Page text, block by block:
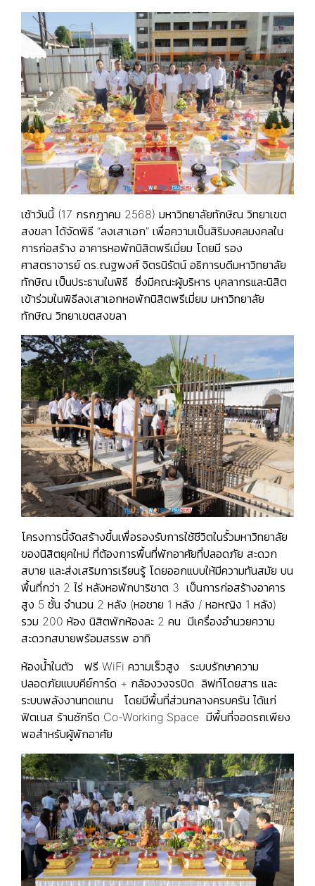
เช้าวันนี้ (17 กรกฎาคม 2568) มหาวิทยาลัยทักษิณ วิทยาเขต
สงขลา ได้จัดพิธี “ลงเสาเอก” เพื่อความเป็นสิริมงคลมงคลใน
การก่อสร้าง อาคารหอพักนิสิตพรีเมี่ยม โดยมี รอง
ศาสตราจารย์ ดร.ณฐพงศ์ จิตรนิรัตน์ อธิการบดีมหาวิทยาลัย
ทักษิณ เป็นประธานในพิธี ซึ่งมีคณะผู้บริหาร บุคลากรและนิสิต
เข้าร่วมในพิธีลงเสาเอกหอพักนิสิตพรีเมี่ยม มหาวิทยาลัย
ทักษิณ วิทยาเขตสงขลา
โครงการนี้จัดสร้างขึ้นเพื่อรองรับการใช้ชีวิตในรั้วมหาวิทยาลัย
ของนิสิตยุคใหม่ ที่ต้องการพื้นที่พักอาศัยที่ปลอดภัย สะดวก
สบาย และส่งเสริมการเรียนรู้ โดยออกแบบให้มีความทันสมัย บน
พื้นที่กว่า 2 ไร่ หลังหอพักปาริชาต 3 เป็นการก่อสร้างอาคาร
สูง 5 ชั้น จำนวน 2 หลัง (หอชาย 1 หลัง / หอหญิง 1 หลัง)
รวม 200 ห้อง นิสิตพักห้องละ 2 คน มีเครื่องอำนวยความ
สะดวกสบายพร้อมสรรพ อาทิ
ห้องน้ำในตัว ฟรี WiFi ความเร็วสูง ระบบรักษาความ
ปลอดภัยแบบคีย์การ์ด + กล้องวงจรปิด ลิฟท์โดยสาร และ
ระบบพลังงานทดแทน โดยมีพื้นที่ส่วนกลางครบครัน ได้แก่
ฟิตเนส ร้านซักรีด Co-Working Space มีพื้นที่จอดรถเพียง
พอสำหรับผู้พักอาศัย